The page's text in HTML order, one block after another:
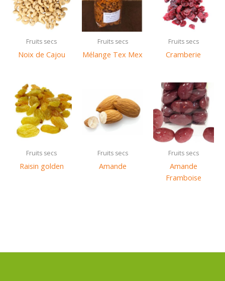
Fruits secs
Noix de Cajou
Fruits secs
Mélange Tex Mex
Fruits secs
Cramberie
Fruits secs
Raisin golden
Fruits secs
Amande
Fruits secs
Amande
Framboise